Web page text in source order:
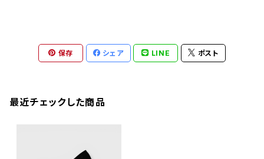
保存 シェア LINE ポスト
最近チェックした商品